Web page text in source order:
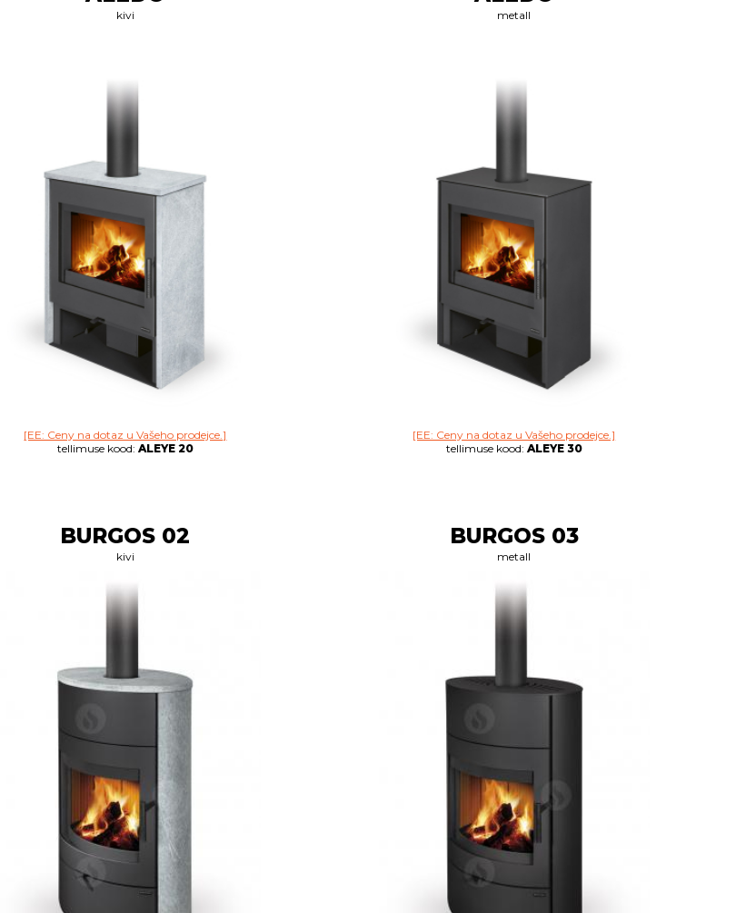
kivi
[EE: Ceny na dotaz u Vašeho prodejce.]
tellimuse kood: ALEYE 20
metall
[EE: Ceny na dotaz u Vašeho prodejce.]
tellimuse kood: ALEYE 30
BURGOS 02
kivi
BURGOS 03
metall